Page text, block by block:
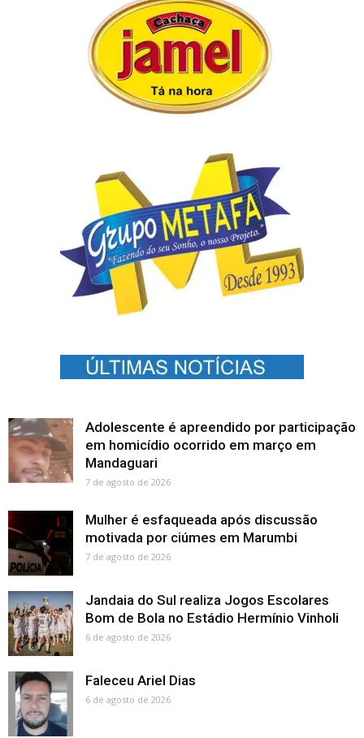
Adolescente é apreendido por participação
em homicídio ocorrido em março em
Mandaguari
7 de agosto de 2026
Mulher é esfaqueada após discussão
motivada por ciúmes em Marumbi
7 de agosto de 2026
Jandaia do Sul realiza Jogos Escolares
Bom de Bola no Estádio Hermínio Vinholi
6 de agosto de 2026
Faleceu Ariel Dias
6 de agosto de 2026